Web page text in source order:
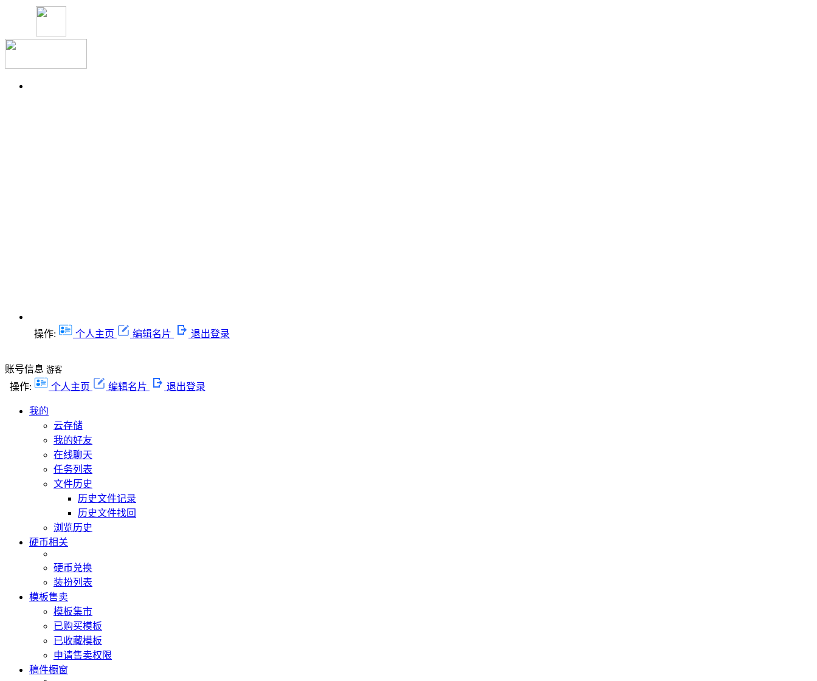
操作: 个人主页 编辑名片 退出登录
账号信息 游客
操作: 个人主页 编辑名片 退出登录
我的
云存储
我的好友
在线聊天
任务列表
文件历史
历史文件记录
历史文件找回
浏览历史
硬币相关
硬币兑换
装扮列表
模板售卖
模板集市
已购买模板
已收藏模板
申请售卖权限
稿件橱窗